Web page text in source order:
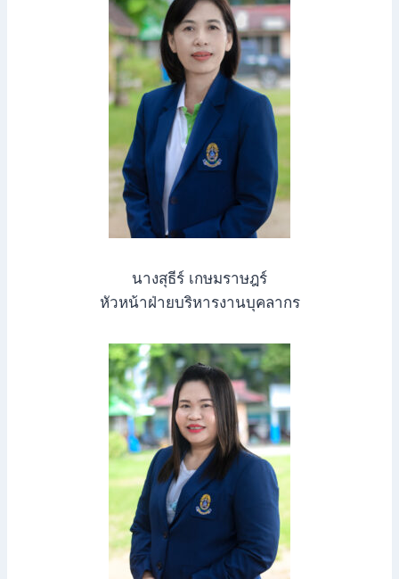
นางสุธีร์ เกษมราษฎร์
หัวหน้าฝ่ายบริหารงานบุคลากร